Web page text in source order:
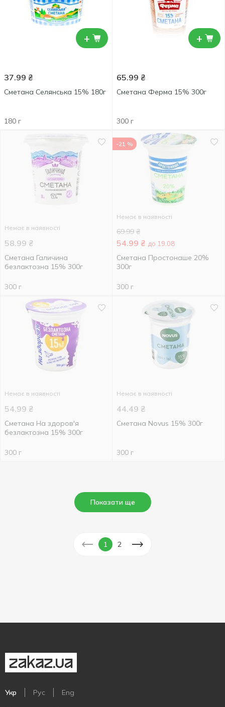
+
37.99 ₴
Сметана Селянська 15% 180г
180 г
+
65.99 ₴
Сметана Ферма 15% 300г
300 г
Немає в наявності
58.99 ₴
Сметана Галичина
безлактозна 15% 300г
300 г
-21 %
Немає в наявності
69.99 ₴
54.99 ₴ до 19.08
Сметана Простонаше 20%
300г
300 г
Немає в наявності
54.99 ₴
Сметана На здоров'я
безлактозна 15% 300г
300 г
Немає в наявності
44.49 ₴
Сметана Novus 15% 300г
300 г
Показати ще
1 2
Укр Рус Eng